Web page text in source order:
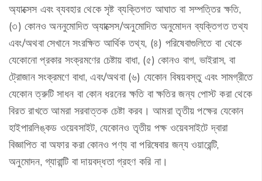
অ্যাক্সেস এবং ব্যবহার থেকে সৃষ্ট ব্যক্তিগত আঘাত বা সম্পত্তির ক্ষতি,
(৩) কোনও অননুমোদিত অ্যাক্সেস/অনুমোদিত অনুমোদন ব্যক্তিগত তথ্য
এবং/অথবা সেখানে সংরক্ষিত আর্থিক তথ্য, (৪) পরিষেবাগুলিতে বা থেকে
যেকোনো প্রকার সংক্রমণের চেষ্টায় বাধা, (৫) কোনও বাগ, ভাইরাস, বা
ট্রোজান সংক্রমণে বাধা, এবং/অথবা (৬) যেকোন বিষয়বস্তু এবং সামগ্রীতে
যেকোন ত্রুটি সাধন বা কোন ধরনের ক্ষতি বা ক্ষতির জন্য পোস্ট করা থেকে
বিরত রাখতে আমরা সরবাত্তক চেষ্টা করব। আমরা তৃতীয় পক্ষের যেকোন
হাইপারলিঙ্কড ওয়েবসাইট, যেকোনও তৃতীয় পক্ষ ওয়েবসাইটে দ্বারা
বিজ্ঞাপিত বা অফার করা কোনও পণ্য বা পরিষেবার জন্য ওয়ারেন্টি,
অনুমোদন, গ্যারান্টি বা দায়বদ্ধতা গ্রহণ করি না।